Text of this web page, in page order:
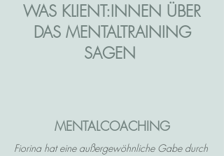
WAS KLIENT:INNEN ÜBER
DAS MENTALTRAINING
SAGEN
MENTALCOACHING
Fiorina hat eine außergewöhnliche Gabe durch